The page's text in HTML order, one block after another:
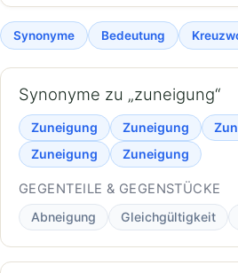
Synonyme Bedeutung
Synonyme zu „zuneigung“
Zuneigung Zuneigung
Zuneigung
Zuneigung
GEGENTEILE & GEGENSTÜCKE
Abneigung Gleichgültigkeit